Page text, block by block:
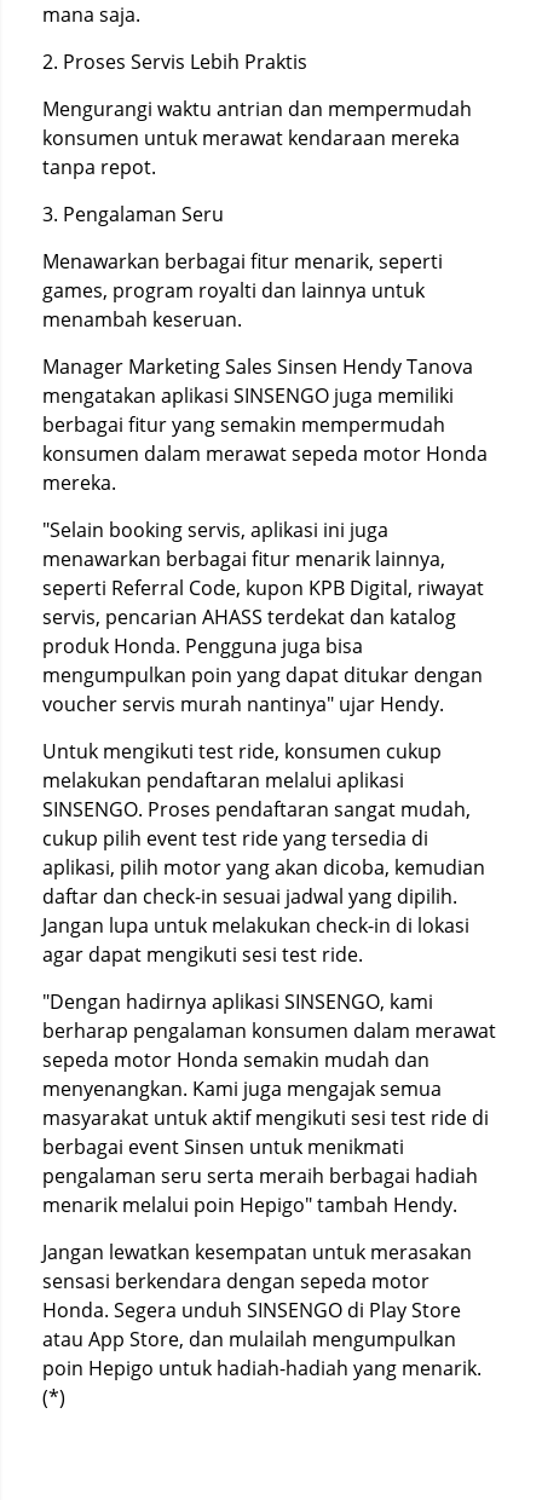
mana saja.
2. Proses Servis Lebih Praktis
Mengurangi waktu antrian dan mempermudah
konsumen untuk merawat kendaraan mereka
tanpa repot.
3. Pengalaman Seru
Menawarkan berbagai fitur menarik, seperti
games, program royalti dan lainnya untuk
menambah keseruan.
Manager Marketing Sales Sinsen Hendy Tanova
mengatakan aplikasi SINSENGO juga memiliki
berbagai fitur yang semakin mempermudah
konsumen dalam merawat sepeda motor Honda
mereka.
"Selain booking servis, aplikasi ini juga
menawarkan berbagai fitur menarik lainnya,
seperti Referral Code, kupon KPB Digital, riwayat
servis, pencarian AHASS terdekat dan katalog
produk Honda. Pengguna juga bisa
mengumpulkan poin yang dapat ditukar dengan
voucher servis murah nantinya" ujar Hendy.
Untuk mengikuti test ride, konsumen cukup
melakukan pendaftaran melalui aplikasi
SINSENGO. Proses pendaftaran sangat mudah,
cukup pilih event test ride yang tersedia di
aplikasi, pilih motor yang akan dicoba, kemudian
daftar dan check-in sesuai jadwal yang dipilih.
Jangan lupa untuk melakukan check-in di lokasi
agar dapat mengikuti sesi test ride.
"Dengan hadirnya aplikasi SINSENGO, kami
berharap pengalaman konsumen dalam merawat
sepeda motor Honda semakin mudah dan
menyenangkan. Kami juga mengajak semua
masyarakat untuk aktif mengikuti sesi test ride di
berbagai event Sinsen untuk menikmati
pengalaman seru serta meraih berbagai hadiah
menarik melalui poin Hepigo" tambah Hendy.
Jangan lewatkan kesempatan untuk merasakan
sensasi berkendara dengan sepeda motor
Honda. Segera unduh SINSENGO di Play Store
atau App Store, dan mulailah mengumpulkan
poin Hepigo untuk hadiah-hadiah yang menarik.
(*)